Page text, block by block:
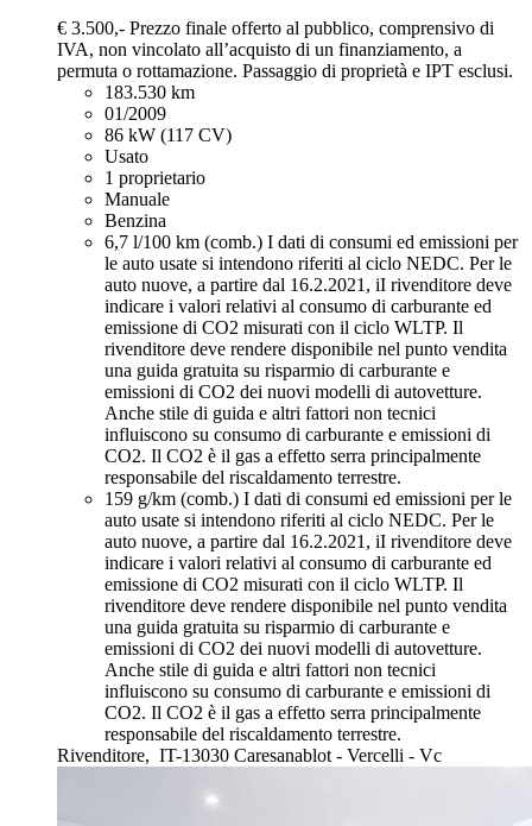
€ 3.500,- Prezzo finale offerto al pubblico, comprensivo di
IVA, non vincolato all’acquisto di un finanziamento, a
permuta o rottamazione. Passaggio di proprietà e IPT esclusi.
183.530 km
01/2009
86 kW (117 CV)
Usato
1 proprietario
Manuale
Benzina
6,7 l/100 km (comb.) I dati di consumi ed emissioni per
le auto usate si intendono riferiti al ciclo NEDC. Per le
auto nuove, a partire dal 16.2.2021, iI rivenditore deve
indicare i valori relativi al consumo di carburante ed
emissione di CO2 misurati con il ciclo WLTP. Il
rivenditore deve rendere disponibile nel punto vendita
una guida gratuita su risparmio di carburante e
emissioni di CO2 dei nuovi modelli di autovetture.
Anche stile di guida e altri fattori non tecnici
influiscono su consumo di carburante e emissioni di
CO2. Il CO2 è il gas a effetto serra principalmente
responsabile del riscaldamento terrestre.
159 g/km (comb.) I dati di consumi ed emissioni per le
auto usate si intendono riferiti al ciclo NEDC. Per le
auto nuove, a partire dal 16.2.2021, iI rivenditore deve
indicare i valori relativi al consumo di carburante ed
emissione di CO2 misurati con il ciclo WLTP. Il
rivenditore deve rendere disponibile nel punto vendita
una guida gratuita su risparmio di carburante e
emissioni di CO2 dei nuovi modelli di autovetture.
Anche stile di guida e altri fattori non tecnici
influiscono su consumo di carburante e emissioni di
CO2. Il CO2 è il gas a effetto serra principalmente
responsabile del riscaldamento terrestre.
Rivenditore, IT-13030 Caresanablot - Vercelli - Vc